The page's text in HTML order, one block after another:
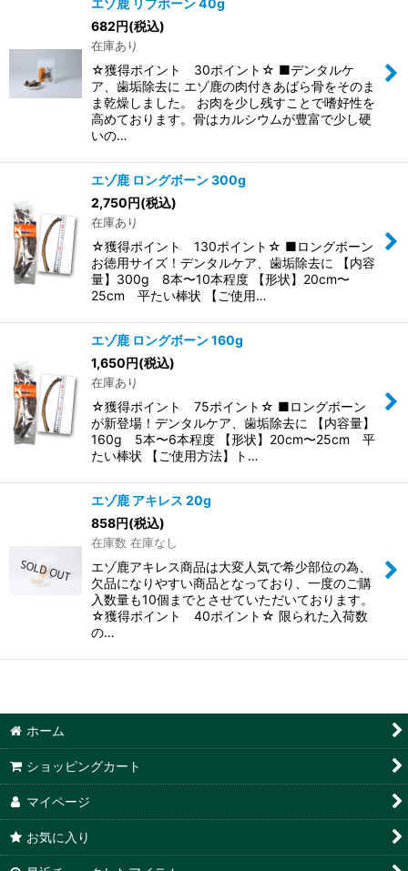
682円(税込)
在庫あり
☆獲得ポイント 30ポイント☆ ■デンタルケ
ア、歯垢除去に エゾ鹿の肉付きあばら骨をそのま
ま乾燥しました。 お肉を少し残すことで嗜好性を
高めております。骨はカルシウムが豊富で少し硬
いの…
エゾ鹿 ロングボーン 300g
2,750円(税込)
在庫あり
☆獲得ポイント 130ポイント☆ ■ロングボーン
お徳用サイズ！デンタルケア、歯垢除去に 【内容
量】300g 8本〜10本程度 【形状】20cm〜
25cm 平たい棒状 【ご使用…
エゾ鹿 ロングボーン 160g
1,650円(税込)
在庫あり
☆獲得ポイント 75ポイント☆ ■ロングボーン
が新登場！デンタルケア、歯垢除去に 【内容量】
160g 5本〜6本程度 【形状】20cm〜25cm 平
たい棒状 【ご使用方法】ト…
エゾ鹿 アキレス 20g
858円(税込)
在庫数 在庫なし
エゾ鹿アキレス商品は大変人気で希少部位の為、
欠品になりやすい商品となっており、一度のご購
入数量も10個までとさせていただいております。
☆獲得ポイント 40ポイント☆ 限られた入荷数
の…
ホーム
ショッピングカート
マイページ
お気に入り